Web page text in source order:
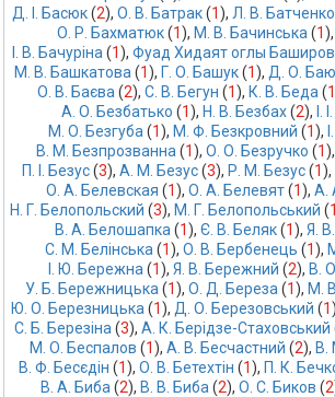
Д. І. Басюк (2), О. В. Батрак (1), Л. В. Батченко
О. Р. Бахматюк (1), М. В. Бачинська (1),
І. В. Бачуріна (1), Фуад Хидаят оглы Баширов
М. В. Башкатова (1), Г. О. Башук (1), Д. О.
О. В. Баєва (2), С. В. Бегун (1), К. В. Беда (1
А. О. Безбатько (1), Н. В. Безбах (2),
М. О. Безгуба (1), М. Ф. Безкровний (1),
В. М. Безпрозванна (1), О. О. Безручко (1),
П. І. Безус (3), А. М. Безус (3), Р. М. Безус (1),
О. А. Белевская (1), О. А. Белевят (1), А.
Н. Г. Белопольский (3), М. Г. Белопольський (1
В. А. Белошапка (1), Є. В. Беляк (1), Я.
С. М. Белінська (1), О. В. Бербенець (1),
І. Ю. Бережна (1), Я. В. Бережний (2), В.
У. Б. Бережницька (1), О. Д. Береза (1), М.
Ю. О. Березницька (1), Д. О. Березовський (1
С. Б. Березіна (3), А. К. Берідзе-Стаховський
М. О. Беспалов (1), А. В. Бесчастний (2), В.
В. Ф. Бесєдін (1), О. В. Бетехтін (1), П. К.
В. А. Биба (2), В. В. Биба (2), О. С. Биков (2